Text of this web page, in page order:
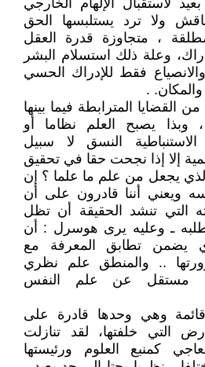
لاستقبال الإلهام الخارجي
ولا ترد يستلبسها الحق
، متجاوزة قدرة العقل
وعلة ذلك استسلام البشر
فقط للإدراك الحسي
.
القضايا المترابطة فيما بينها
، وبذا يصبح العلم نظاما أو
النسق لا سبيل
إلا إذا نجحت حقا في تحقيق
يجعل من علم ما علما ؟ إن
ويعني أننا قادرون على أن
التي تنشد الحقيقة أن تظل
ـ وعليه يرى هوسرل : أن
يضمن تطابق المعرفة مع
.. والمنطق علم نظري
مستقل عن علم النفس
وهي وحدها قادرة على
التي خلفتها، لقد تنازلت
كمنبع العلوم ورئيستها